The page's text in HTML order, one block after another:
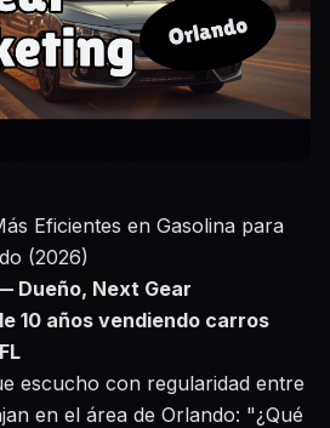
Eficientes en Gasolina para
(2026)
Dueño, Next Gear
10 años vendiendo carros
escucho con regularidad entre
en el área de Orlando: "¿Qué